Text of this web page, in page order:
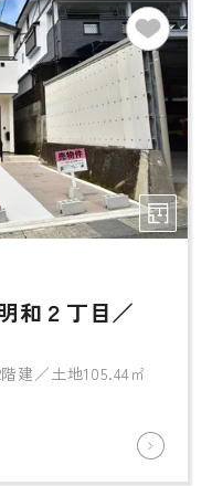
和２丁目／
建／土地105.44㎡